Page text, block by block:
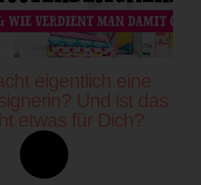
eigentlich eine
Und ist das
etwas für Dich?